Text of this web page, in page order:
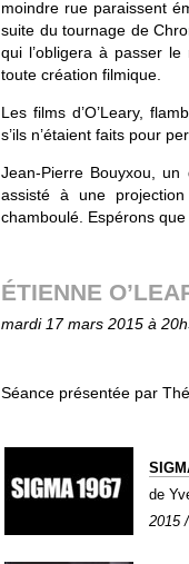
moindre rue paraissent
suite du tournage de
qui l’obligera à passer
toute création filmique.
Les films d’O’Leary,
s’ils n’étaient faits pour
Jean-Pierre Bouyxou, un
assisté à une
chamboulé. Espérons
ÉTIENNE
mardi 17 mars 2015 à
Séance présentée par
de
2015